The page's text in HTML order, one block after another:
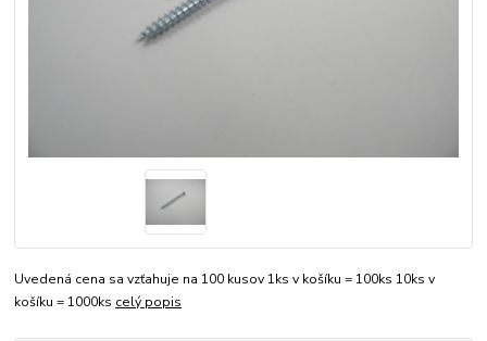
Uvedená cena sa vzťahuje na 100 kusov 1ks v košíku = 100ks 10ks v
košíku = 1000ks celý popis